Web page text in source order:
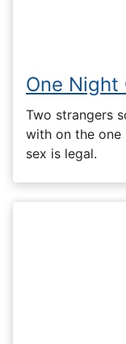
One Night
Two strangers
with on the one
sex is legal.